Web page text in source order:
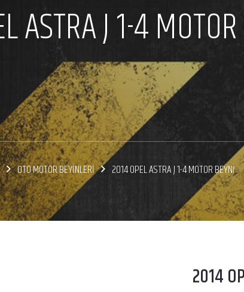
ASTRA J 1-4 MOTOR
OTO MOTOR BEYİNLERİ 2014 OPEL ASTRA J 1-4 MOTOR BEYNİ
2014